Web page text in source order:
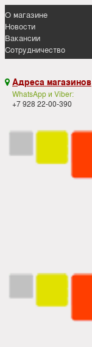
О магазине
Новости
Вакансии
Сотрудничество
 Адреса магазинов
WhatsApp и Viber:
+7 928 22-00-390